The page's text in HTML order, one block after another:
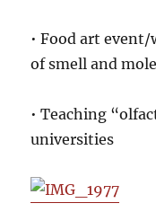
• Food art
of smell and
• Teaching
universities